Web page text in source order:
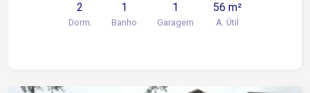
2
Dorm.
1
Banho
1
Garagem
56 m²
A. Útil